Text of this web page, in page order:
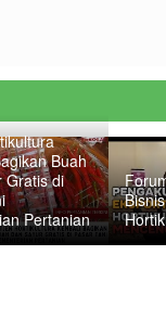
Buah
Gratis di
Pertanian